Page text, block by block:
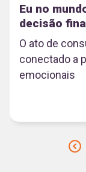
Eu no
decisão
O ato de
conectado a
emocionais